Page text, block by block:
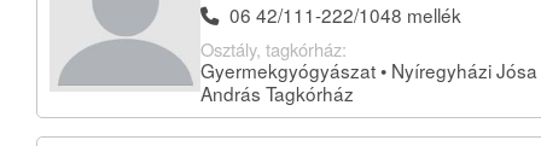
06 42/111-222/1048 mellék
Osztály, tagkórház:
Gyermekgyógyászat • Nyíregyházi Jósa
András Tagkórház